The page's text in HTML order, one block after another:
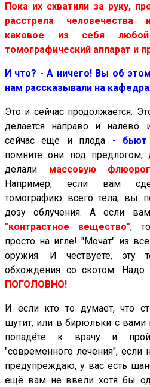
Пока их схватили за руку,
расстрела
каковое из себя любой
томографический аппарат и
И что? - А ничего! Вы об
нам рассказывали на
Это и сейчас продолжается.
делается направо и
сейчас ещё и плода - бьют
помните они под предлогом,
делали массовую
Например, если вам
томографию всего тела, вы
дозу облучения. А если
"контрастное вещество",то
просто на игле! "Мочат" из
оружия. И чествуете, эту
обхождения со скотом.
ПОГОЛОВНО!
И если кто то думает, что
шутит, или в бирюльки с вами
попадёте к врачу и
"современного лечения",
предупреждаю, у вас есть
ещё вам не ввели хотя бы